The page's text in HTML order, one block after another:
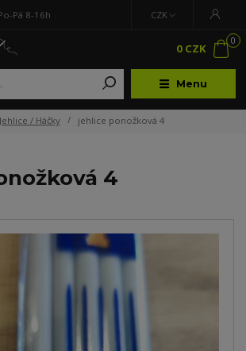
Menu
CZK
Pá 8-16h
0
0 CZK
Jehlice / Háčky jehlice ponožková 4
4